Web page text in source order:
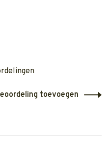
toevoegen